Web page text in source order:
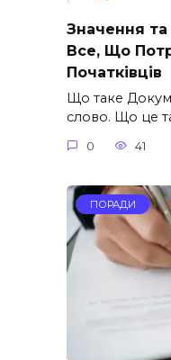
Значення
Все, Що
Початківців
Що таке
слово. Що це
0 41
ПОРАДИ